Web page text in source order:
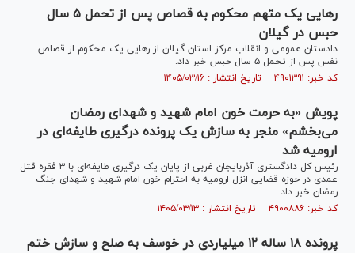
رهایی یک متهم محکوم به قصاص پس از تحمل ۵ سال
حبس در گیلان
دادستان عمومی و انقلاب مرکز استان گیلان از رهایی یک محکوم از قصاص
نفس پس از تحمل ۵ سال حبس خبر داد.
کد خبر: ۴۹۰۱۳۹۱ تاریخ انتشار : ۱۴۰۵/۰۳/۱۶
پویش «به حرمت خون امام شهید و شهدای رمضان
می‌بخشم» منجر به سازش یک پرونده درگیری طایفه‌ای در
ارومیه شد
رئیس کل دادگستری آذربایجان غربی از پایان یک درگیری طایفه‌ای با ۳ فقره قتل
عمدی در حوزه قضایی انزل ارومیه به احترام خون امام شهید و شهدای جنگ
رمضان خبر داد.
کد خبر: ۴۹۰۰۸۸۶ تاریخ انتشار : ۱۴۰۵/۰۳/۱۳
پرونده ۱۸ ساله ۱۲ میلیاردی در خوسف به صلح و سازش ختم